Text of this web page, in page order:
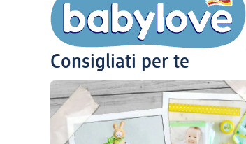
Consigliati per te